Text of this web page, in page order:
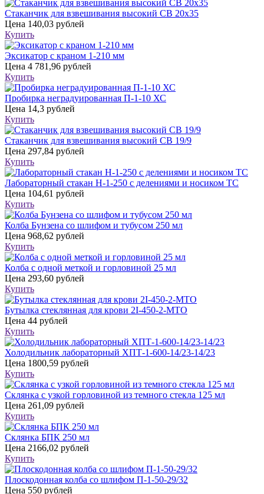
Стаканчик для взвешивания высокий СВ 20х35
Цена 140,03 рублей
Купить
Эксикатор с краном 1-210 мм
Цена 4 781,96 рублей
Купить
Пробирка неградуированная П-1-10 ХС
Цена 14,3 рублей
Купить
Стаканчик для взвешивания высокий СВ 19/9
Цена 297,84 рублей
Купить
Лабораторный стакан Н-1-250 с делениями и носиком ТС
Цена 104,61 рублей
Купить
Колба Бунзена со шлифом и тубусом 250 мл
Цена 968,62 рублей
Купить
Колба с одной меткой и горловиной 25 мл
Цена 293,60 рублей
Купить
Бутылка стеклянная для крови 2I-450-2-МТО
Цена 44 рублей
Купить
Холодильник лабораторный ХПТ-1-600-14/23-14/23
Цена 1800,59 рублей
Купить
Склянка с узкой горловиной из темного стекла 125 мл
Цена 261,09 рублей
Купить
Склянка БПК 250 мл
Цена 2166,02 рублей
Купить
Плоскодонная колба со шлифом П-1-50-29/32
Цена 550 рублей